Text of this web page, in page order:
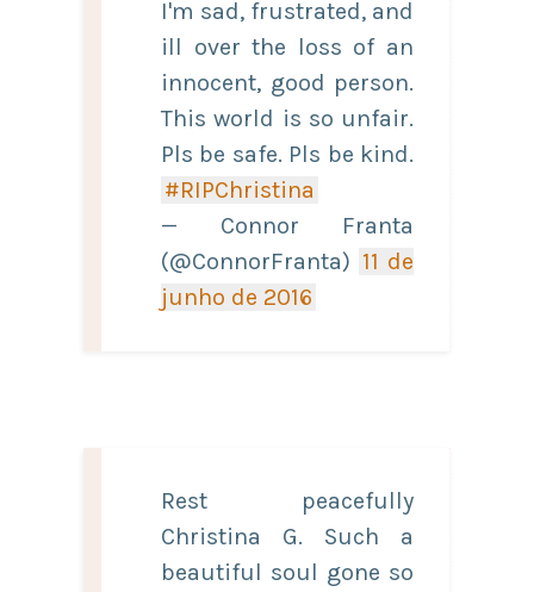
I'm sad, frustrated, and
ill over the loss of an
innocent, good person.
This world is so unfair.
Pls be safe. Pls be kind.
#RIPChristina
— Connor Franta
(@ConnorFranta) 11 de
junho de 2016
Rest peacefully
Christina G. Such a
beautiful soul gone so